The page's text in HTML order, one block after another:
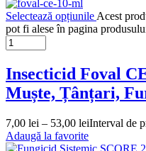
Selectează opțiunile Acest
pot fi alese în pagina
Insecticid Foval
Muște, Țânțari,
7,00 lei – 53,00 leiInterval de
Adaugă la favorite